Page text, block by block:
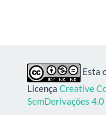
Esta
Licença Creative
SemDerivações